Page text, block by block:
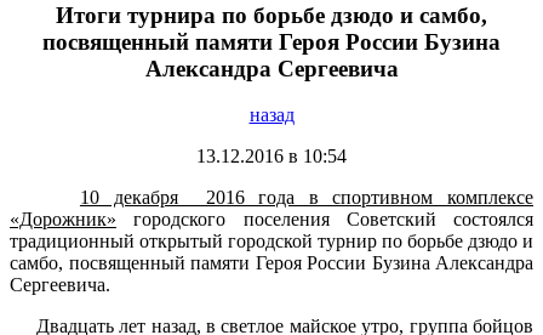
Итоги турнира по борьбе дзюдо и самбо,
посвященный памяти Героя России Бузина
Александра Сергеевича
назад
13.12.2016 в 10:54
10 декабря 2016 года в спортивном комплексе
«Дорожник» городского поселения Советский состоялся
традиционный открытый городской турнир по борьбе дзюдо и
самбо, посвященный памяти Героя России Бузина Александра
Сергеевича.
Двадцать лет назад, в светлое майское утро, группа бойцов